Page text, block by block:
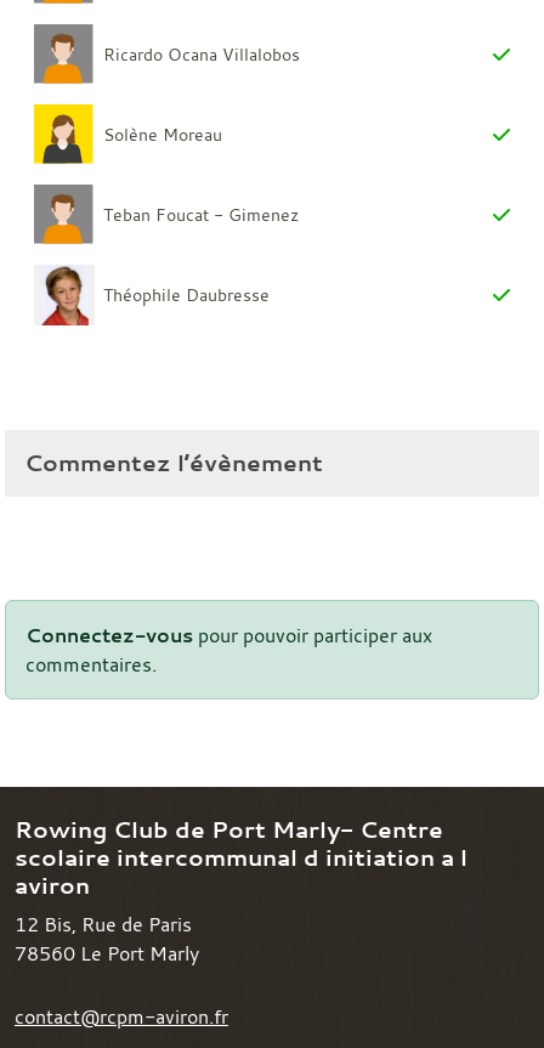
Ricardo Ocana Villalobos
Solène Moreau
Teban Foucat - Gimenez
Théophile Daubresse
Commentez l’évènement
Connectez-vous pour pouvoir participer aux
commentaires.
Rowing Club de Port Marly- Centre
scolaire intercommunal d initiation a l
aviron
12 Bis, Rue de Paris
78560 Le Port Marly
contact@rcpm-aviron.fr